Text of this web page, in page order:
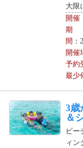
大限
開催
期
間
開催
予約
最少
3歳
＆
ビー
ィン